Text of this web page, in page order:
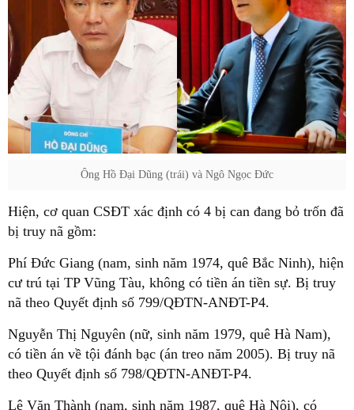
Ông Hồ Đại Dũng (trái) và Ngô Ngọc Đức
Hiện, cơ quan CSĐT xác định có 4 bị can đang bỏ trốn đã
bị truy nã gồm:
Phí Đức Giang (nam, sinh năm 1974, quê Bắc Ninh), hiện
cư trú tại TP Vũng Tàu, không có tiền án tiền sự. Bị truy
nã theo Quyết định số 799/QĐTN-ANĐT-P4.
Nguyễn Thị Nguyên (nữ, sinh năm 1979, quê Hà Nam),
có tiền án về tội đánh bạc (án treo năm 2005). Bị truy nã
theo Quyết định số 798/QĐTN-ANĐT-P4.
Lê Văn Thành (nam, sinh năm 1987, quê Hà Nội), có